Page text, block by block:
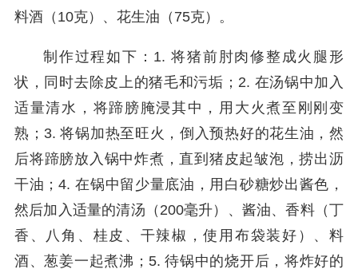
料酒（10克）、花生油（75克）。
制作过程如下：1. 将猪前肘肉修整成火腿形
状，同时去除皮上的猪毛和污垢；2. 在汤锅中加入
适量清水，将蹄膀腌浸其中，用大火煮至刚刚变
熟；3. 将锅加热至旺火，倒入预热好的花生油，然
后将蹄膀放入锅中炸煮，直到猪皮起皱泡，捞出沥
干油；4. 在锅中留少量底油，用白砂糖炒出酱色，
然后加入适量的清汤（200毫升）、酱油、香料（丁
香、八角、桂皮、干辣椒，使用布袋装好）、料
酒、葱姜一起煮沸；5. 待锅中的烧开后，将炸好的